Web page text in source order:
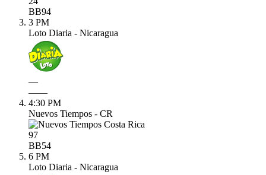
BB94
3 PM
Loto Diaria - Nicaragua
—
——
4:30 PM
Nuevos Tiempos - CR
97
BB54
6 PM
Loto Diaria - Nicaragua